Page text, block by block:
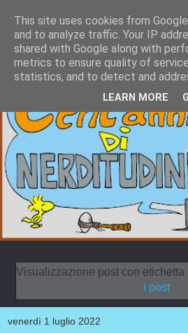
Visualizzazione post con etichetta
i post
venerdì 1 luglio 2022
This site uses cookies from
and to analyze traffic. Your IP
shared with Google along with
metrics to ensure quality of
statistics, and to detect and
LEARN MORE